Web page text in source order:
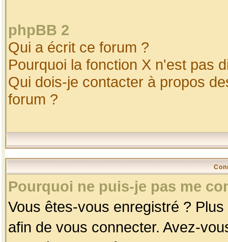
phpBB 2
Qui a écrit ce forum ?
Pourquoi la fonction X n'est pas
Qui dois-je contacter à propos
forum ?
Pourquoi ne puis-je pas me
Vous êtes-vous enregistré ?
afin de vous connecter. Avez-